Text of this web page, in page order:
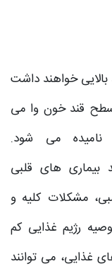
بالایی خواهند داشت
سطح قند خون وا می
نامیده می شود.
بیماری های قلبی
مشکلات کلیه و
رژیم غذایی کم
غذایی، می توانند